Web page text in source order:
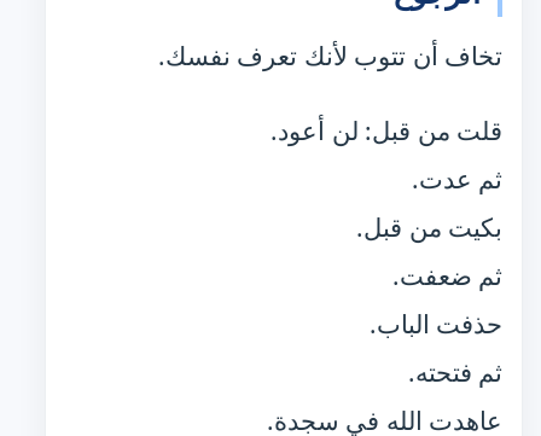
تخاف أن تتوب لأنك تعرف نفسك.
قلت من قبل: لن أعود.
ثم عدت.
بكيت من قبل.
ثم ضعفت.
حذفت الباب.
ثم فتحته.
عاهدت الله في سجدة.